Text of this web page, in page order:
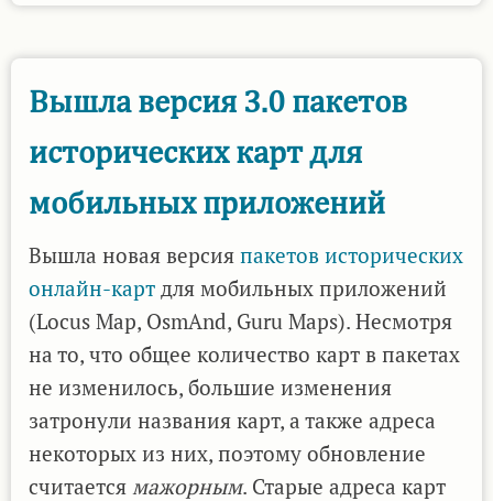
4.0
исторических
карт
мобильных
приложений
Вышла версия 3.0 пакетов
исторических карт для
мобильных приложений
Вышла новая версия пакетов исторических
онлайн-карт для мобильных приложений
(Locus Map, OsmAnd, Guru Maps). Несмотря
на то, что общее количество карт в пакетах
не изменилось, большие изменения
затронули названия карт, а также адреса
некоторых из них, поэтому обновление
считается мажорным. Старые адреса карт